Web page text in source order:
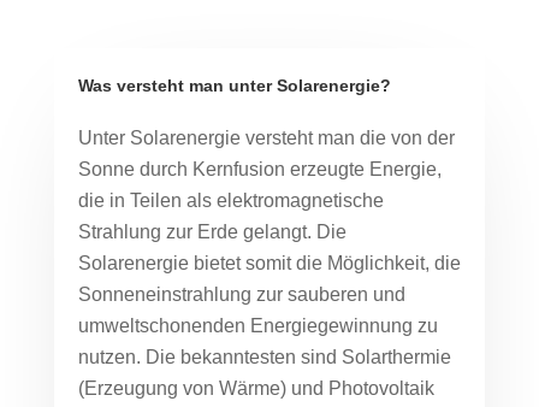
Was versteht man unter Solarenergie?
Unter Solarenergie versteht man die von der
Sonne durch Kernfusion erzeugte Energie,
die in Teilen als elektromagnetische
Strahlung zur Erde gelangt. Die
Solarenergie bietet somit die Möglichkeit, die
Sonneneinstrahlung zur sauberen und
umweltschonenden Energiegewinnung zu
nutzen. Die bekanntesten sind Solarthermie
(Erzeugung von Wärme) und Photovoltaik